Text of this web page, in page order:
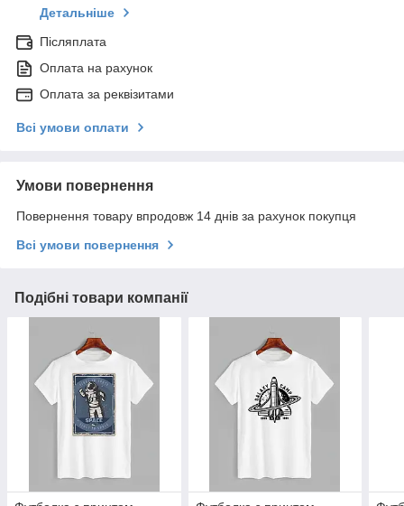
Детальніше
Післяплата
Оплата на рахунок
Оплата за реквізитами
Всі умови оплати
Умови повернення
Повернення товару впродовж 14 днів за рахунок покупця
Всі умови повернення
Подібні товари компанії